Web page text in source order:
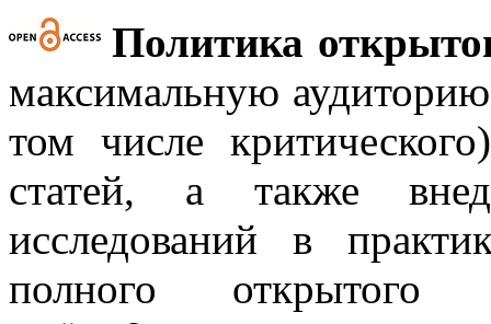
Политика
максимальную
том числе
статей, а также
исследований в
полного